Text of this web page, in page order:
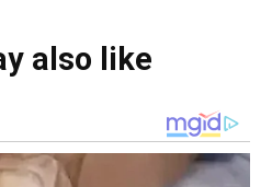
also like